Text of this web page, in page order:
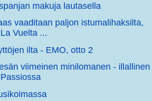
makuja lautasella
vaaditaan paljon istumalihaksilta,
La Vuelta ...
ilta - EMO, otto 2
viimeinen minilomanen - illallinen
Passiossa